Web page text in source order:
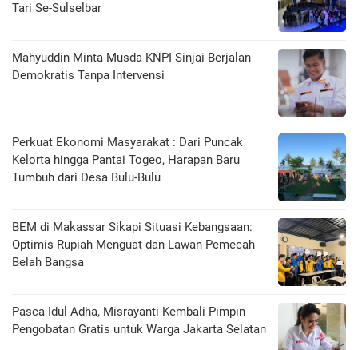
Tari Se-Sulselbar
Mahyuddin Minta Musda KNPI Sinjai Berjalan
Demokratis Tanpa Intervensi
Perkuat Ekonomi Masyarakat : Dari Puncak
Kelorta hingga Pantai Togeo, Harapan Baru
Tumbuh dari Desa Bulu-Bulu
BEM di Makassar Sikapi Situasi Kebangsaan:
Optimis Rupiah Menguat dan Lawan Pemecah
Belah Bangsa
Pasca Idul Adha, Misrayanti Kembali Pimpin
Pengobatan Gratis untuk Warga Jakarta Selatan